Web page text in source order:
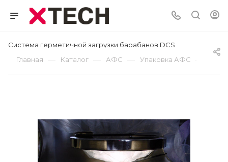
Система герметичной загрузки барабанов DCS
Главная
— Каталог — АФС — Упаковка АФС —